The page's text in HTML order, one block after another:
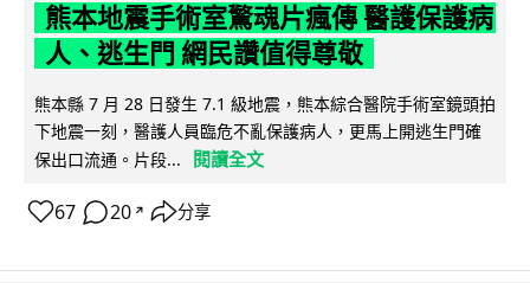
熊本地震手術室驚魂片瘋傳 醫護保護病
人、逃生門 網民讚值得尊敬
熊本縣 7 月 28 日發生 7.1 級地震，熊本綜合醫院手術室鏡頭拍
下地震一刻，醫護人員臨危不亂保護病人，更馬上開逃生門確
保出口流通。片段...
閱讀全文
67 20 ↗ 分享